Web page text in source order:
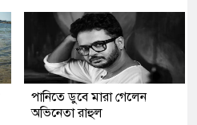
পানিতে ডুবে মারা গেলেন
অভিনেতা রাহুল